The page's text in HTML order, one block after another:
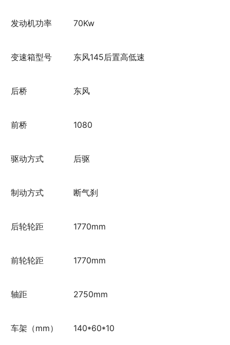
发动机功率 70Kw
变速箱型号 东风145后置高低速
后桥 东风
前桥 1080
驱动方式 后驱
制动方式 断气刹
后轮轮距 1770mm
前轮轮距 1770mm
轴距 2750mm
车架（mm） 140*60*10